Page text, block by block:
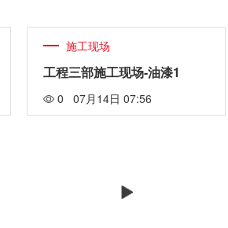
施工现场
工程三部施工现场-油漆1
0 07月14日 07:56